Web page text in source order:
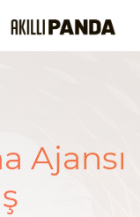
Ajansı